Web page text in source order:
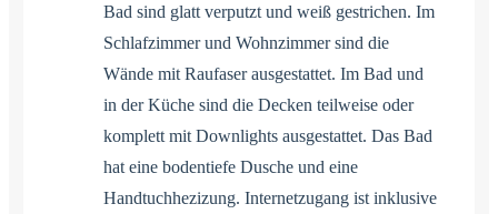
Bad sind glatt verputzt und weiß gestrichen. Im
Schlafzimmer und Wohnzimmer sind die
Wände mit Raufaser ausgestattet. Im Bad und
in der Küche sind die Decken teilweise oder
komplett mit Downlights ausgestattet. Das Bad
hat eine bodentiefe Dusche und eine
Handtuchhezizung. Internetzugang ist inklusive